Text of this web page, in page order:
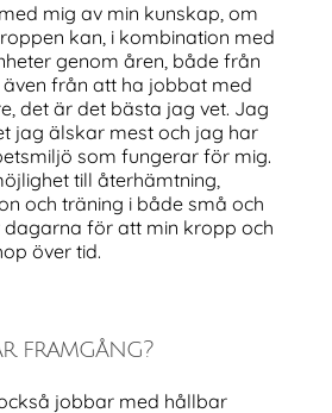
mig av min kunskap, om
kan, i kombination med
genom åren, både från
från att ha jobbat med
det är det bästa jag vet. Jag
jag älskar mest och jag har
som fungerar för mig.
till återhämtning,
och träning i både små och
för att min kropp och
över tid.
framgång?
jobbar med hållbar